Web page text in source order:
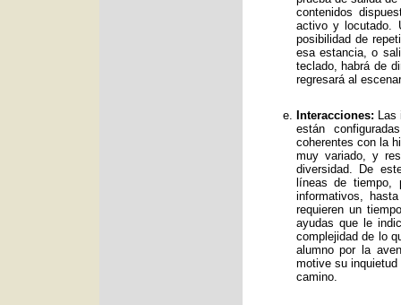
contenidos
activo y locutado.
posibilidad de
esa estancia, o
teclado, habrá de
regresará al
Interacciones: Las
están
coherentes con la
muy variado, y
diversidad. De
líneas de tiempo,
informativos,
requieren un
ayudas que le
complejidad de lo
alumno por la
motive su
camino.